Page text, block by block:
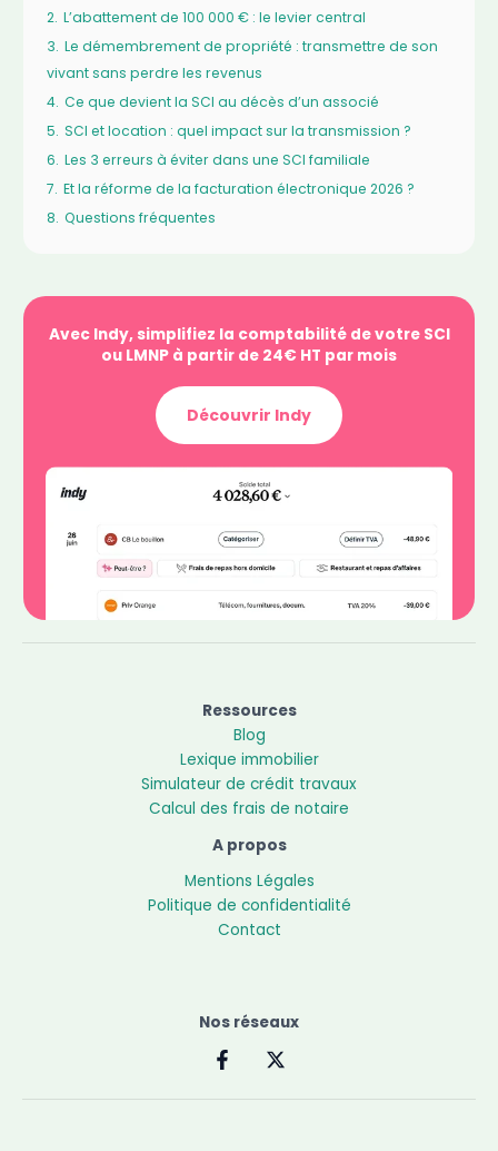
2. L’abattement de 100 000 € : le levier central
3. Le démembrement de propriété : transmettre de son
vivant sans perdre les revenus
4. Ce que devient la SCI au décès d’un associé
5. SCI et location : quel impact sur la transmission ?
6. Les 3 erreurs à éviter dans une SCI familiale
7. Et la réforme de la facturation électronique 2026 ?
8. Questions fréquentes
Avec Indy, simplifiez la comptabilité de votre SCI
ou LMNP à partir de 24€ HT par mois
Découvrir Indy
Ressources
Blog
Lexique immobilier
Simulateur de crédit travaux
Calcul des frais de notaire
A propos
Mentions Légales
Politique de confidentialité
Contact
Nos réseaux